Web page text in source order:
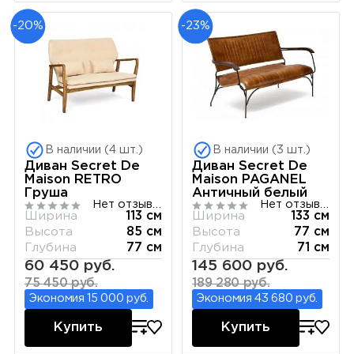
-20%
В наличии (4 шт.)
Диван Secret De
Maison RETRO
Груша
Нет отзывов
Ширина
113 см
Высота
85 см
Глубина
77 см
60 450 руб.
75 450 руб.
Экономия 15 000 руб.
Купить
-23%
В наличии (3 шт.)
Диван Secret De
Maison PAGANEL
Античный белый
Нет отзывов
Ширина
133 см
Высота
77 см
Глубина
71 см
145 600 руб.
189 280 руб.
Экономия 43 680 руб.
Купить